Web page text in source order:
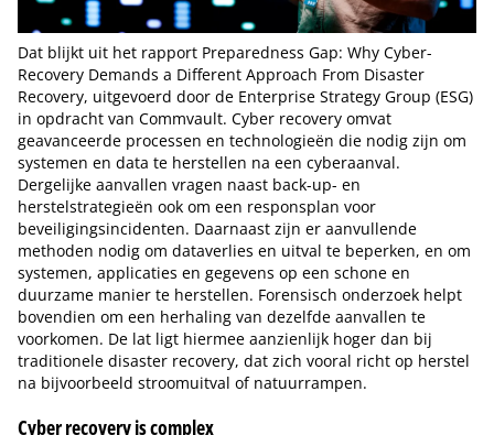
Dat blijkt uit het rapport Preparedness Gap: Why Cyber-
Recovery Demands a Different Approach From Disaster
Recovery, uitgevoerd door de Enterprise Strategy Group (ESG)
in opdracht van Commvault. Cyber recovery omvat
geavanceerde processen en technologieën die nodig zijn om
systemen en data te herstellen na een cyberaanval.
Dergelijke aanvallen vragen naast back-up- en
herstelstrategieën ook om een responsplan voor
beveiligingsincidenten. Daarnaast zijn er aanvullende
methoden nodig om dataverlies en uitval te beperken, en om
systemen, applicaties en gegevens op een schone en
duurzame manier te herstellen. Forensisch onderzoek helpt
bovendien om een herhaling van dezelfde aanvallen te
voorkomen. De lat ligt hiermee aanzienlijk hoger dan bij
traditionele disaster recovery, dat zich vooral richt op herstel
na bijvoorbeeld stroomuitval of natuurrampen.
Cyber recovery is complex